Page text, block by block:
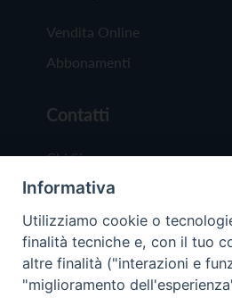
Vendita Online
Abbonamenti
Contatti
Chi Siamo
Redazione
Scrivici
Informativa
Utilizziamo cookie o
finalità tecniche e, con il tuo
altre finalità ("interazioni e
"miglioramento